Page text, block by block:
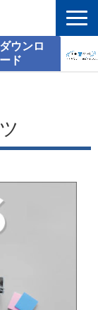
ウンロ
ード